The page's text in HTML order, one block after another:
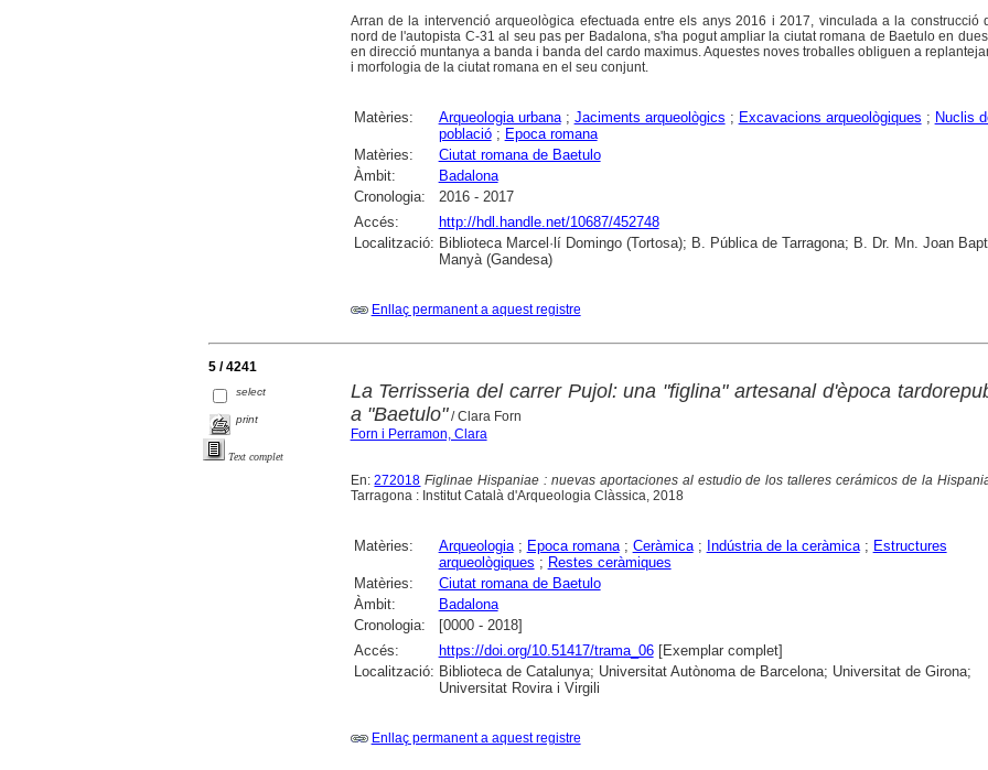
Arran de la intervenció arqueològica efectuada entre els anys 2016 i 2017, vinculada a la construcció
nord de l'autopista C-31 al seu pas per Badalona, s'ha pogut ampliar la ciutat romana de Baetulo en
en direcció muntanya a banda i banda del cardo maximus. Aquestes noves troballes obliguen a
i morfologia de la ciutat romana en el seu conjunt.
Matèries: Arqueologia urbana; Jaciments arqueològics ; Excavacions arqueològiques ; Nuclis
població; Epoca romana
Matèries:
Ciutat romana de Baetulo
Àmbit:
Badalona
Cronologia:
2016 - 2017
Accés:
http://hdl.handle.net/10687/452748
Localització: Biblioteca Marcel·lí Domingo (Tortosa); B. Pública de Tarragona; B. Dr. Mn. Joan
Manyà (Gandesa)
Enllaç permanent a aquest registre
5 / 4241
select
print
Text complet
La Terrisseria del carrer Pujol: una "figlina" artesanal d'època
a "Baetulo"/ Clara Forn
Forn i Perramon, Clara
En:272018 Figlinae Hispaniae : nuevas aportaciones al estudio de los talleres cerámicos de la
Tarragona : Institut Català d'Arqueologia Clàssica, 2018
Matèries: Arqueologia; Epoca romana; Ceràmica; Indústria de la ceràmica; Estructures
arqueològiques ; Restes ceràmiques
Matèries:
Ciutat romana de Baetulo
Àmbit:
Badalona
Cronologia:
[0000 - 2018]
Accés:
https://doi.org/10.51417/trama_06[Exemplar complet]
Localització: Biblioteca de Catalunya; Universitat Autònoma de Barcelona; Universitat de Girona;
Universitat Rovira i Virgili
Enllaç permanent a aquest registre